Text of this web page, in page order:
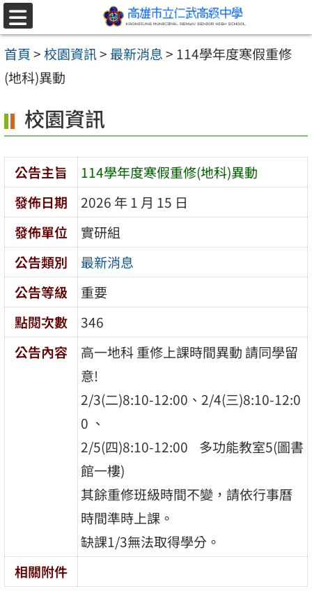
跳至主要內容區
選
單
首頁>校園資訊> 最新消息> 114學年度寒假重修
(地科)異動
校園資訊
公告主旨
114學年度寒假重修(地科)異動
發佈日期
2026 年 1 月 15 日
發佈單位
實研組
公告類別
最新消息
公告等級
重要
點閱次數
346
公告內容
高一地科 重修上課時間異動 請同學留
意!
2/3(二)8:10-12:00、2/4(三)8:10-12:0
0 、
2/5(四)8:10-12:00 多功能教室5(圖書
館一樓)
其餘重修班級時間不變，請依行事曆
時間準時上課。
缺課1/3無法取得學分。
相關附件